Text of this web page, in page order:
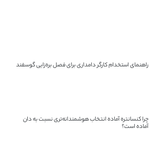
راهنمای استخدام کارگر دامداری برای فصل بره‌زایی گوسفند
چرا کنسانتره آماده انتخاب هوشمندانه‌تری نسبت به دان
آماده است؟